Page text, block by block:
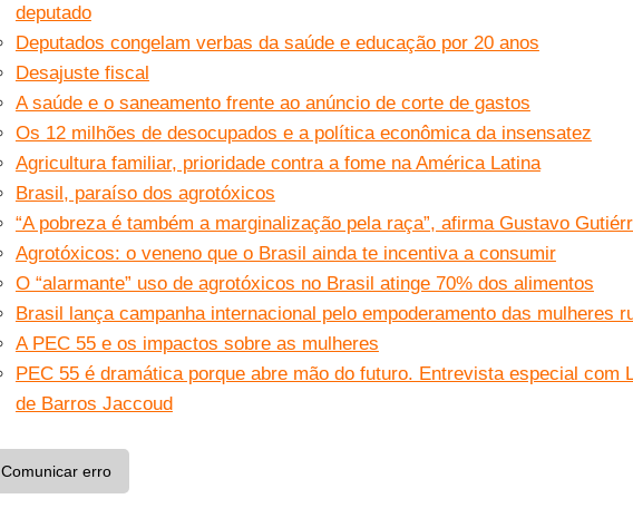
deputado
Deputados congelam verbas da saúde e educação por 20 anos
Desajuste fiscal
A saúde e o saneamento frente ao anúncio de corte de gastos
Os 12 milhões de desocupados e a política econômica da insensatez
Agricultura familiar, prioridade contra a fome na América Latina
Brasil, paraíso dos agrotóxicos
“A pobreza é também a marginalização pela raça”, afirma Gustavo
Agrotóxicos: o veneno que o Brasil ainda te incentiva a consumir
O “alarmante” uso de agrotóxicos no Brasil atinge 70% dos alimentos
Brasil lança campanha internacional pelo empoderamento das mulheres
A PEC 55 e os impactos sobre as mulheres
PEC 55 é dramática porque abre mão do futuro. Entrevista especial com
de Barros Jaccoud
Comunicar erro